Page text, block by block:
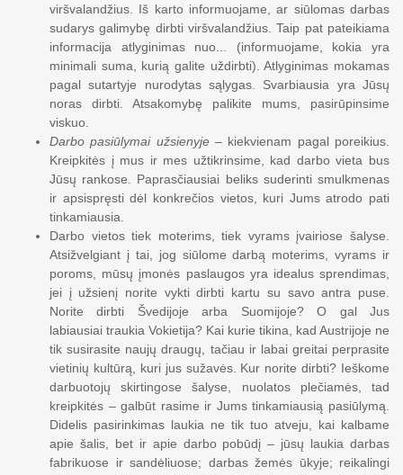
viršvalandžius. Iš karto informuojame, ar siūlomas darbas
sudarys galimybę dirbti viršvalandžius. Taip pat pateikiama
informacija atlyginimas nuo... (informuojame, kokia yra
minimali suma, kurią galite uždirbti). Atlyginimas mokamas
pagal sutartyje nurodytas sąlygas. Svarbiausia yra Jūsų
noras dirbti. Atsakomybę palikite mums, pasirūpinsime
viskuo.
Darbo pasiūlymai užsienyje– kiekvienam pagal poreikius.
Kreipkitės į mus ir mes užtikrinsime, kad darbo vieta bus
Jūsų rankose. Paprasčiausiai beliks suderinti smulkmenas
ir apsispręsti dėl konkrečios vietos, kuri Jums atrodo pati
tinkamiausia.
Darbo vietos tiek moterims, tiek vyrams įvairiose šalyse.
Atsižvelgiant į tai, jog siūlome darbą moterims, vyrams ir
poroms, mūsų įmonės paslaugos yra idealus sprendimas,
jei į užsienį norite vykti dirbti kartu su savo antra puse.
Norite dirbti Švedijoje arba Suomijoje? O gal Jus
labiausiai traukia Vokietija? Kai kurie tikina, kad Austrijoje ne
tik susirasite naujų draugų, tačiau ir labai greitai perprasite
vietinių kultūrą, kuri jus sužavės. Kur norite dirbti? Ieškome
darbuotojų skirtingose šalyse, nuolatos plečiamės, tad
kreipkitės – galbūt rasime ir Jums tinkamiausią pasiūlymą.
Didelis pasirinkimas laukia ne tik tuo atveju, kai kalbame
apie šalis, bet ir apie darbo pobūdį – jūsų laukia darbas
fabrikuose ir sandėliuose; darbas žemės ūkyje; reikalingi